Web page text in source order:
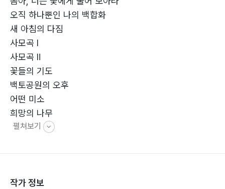
지난날,
하늘 높은 줄 모르고 살다가
한때는
걸림돌에 넘어져 좌절의 고통 속에
몸부림치기도 했지요.
그럴 때마다,
나를 잊지 않고 찾아오셔서 만나 주시고
오직 하나뿐인 나의 백합화
새 아침의 다짐
사모곡 Ⅰ
사모곡 Ⅱ
꽃들의 기도
백토공원의 오후
어떤 미소
희망의 나무
내게도 날마다
사랑하고 용서하며
펼쳐보기
작가 정보